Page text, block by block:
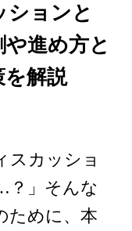
ションと
進め方と
を解説
スカッショ
？」そんな
ために、本